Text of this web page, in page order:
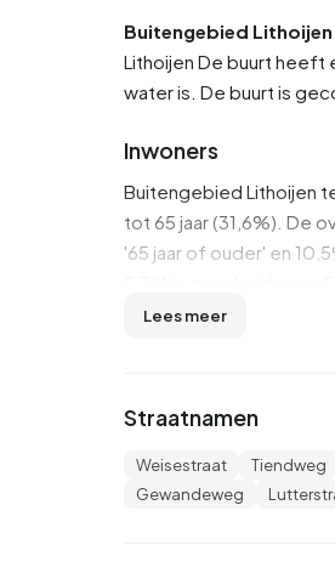
Buitengebied Lithoijen
Lithoijen De buurt heeft
water is. De buurt is
Inwoners
Buitengebied Lithoijen
tot 65 jaar (31,6%). De
'65 jaar of ouder' en
Er zijn 25 huishoudens
In Buitengebied
Lees meer
Straatnamen
Weisestraat Tiendweg
Gewandeweg